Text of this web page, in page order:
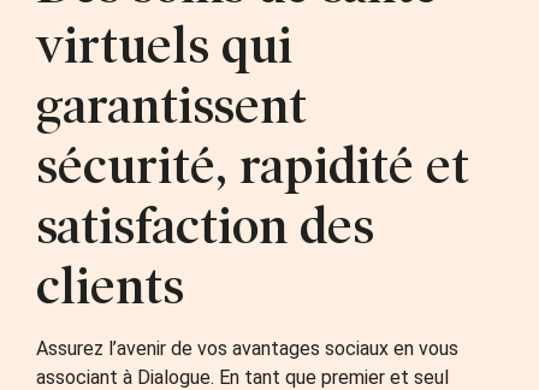
virtuels qui
garantissent
sécurité, rapidité et
satisfaction des
clients
Assurez l’avenir de vos avantages sociaux en vous
associant à Dialogue. En tant que premier et seul